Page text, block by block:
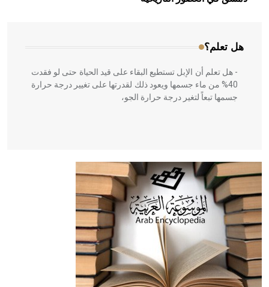
هل تعلم؟
المعمار على بناء مداميكه وخاصة في الواجهات
- هل تعلم أن الإبل تستطيع البقاء على قيد الحياة حتى لو فقدت
40% من ماء جسمها ويعود ذلك لقدرتها على تغيير درجة حرارة
جسمها تبعاً لتغير درجة حرارة الجو،
- هل تعلم أن أبقراط كتب في الطب أربعة مؤلفات هي:
الحكم، الأدلة، تنظيم التغذية، ورسالته في جروح الرأس. ويعود
له الفضل بأنه حرر الطب من الدين والفلسفة.
- هل تعلم أن المرجان إفراز حيواني يتكون في البحر ويتركب
من مادة كربونات الكلسيوم، وهو أحمر أو شديد الحمرة وهو
أجود أنواعه، ويمتاز بكبر الحجم ويسمى الش